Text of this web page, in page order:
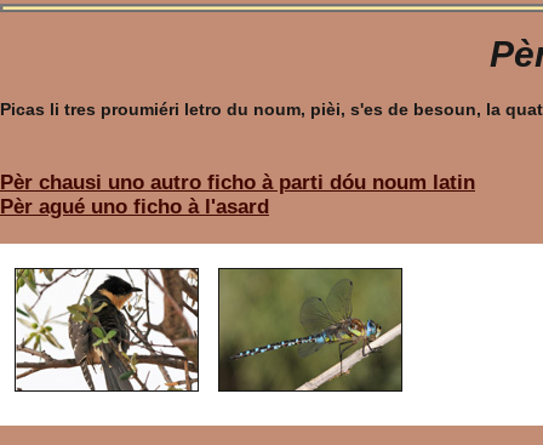
Picas li tres proumiéri letro du noum, pièi, s'es de besoun, la
Pèr chausi uno autro ficho à parti dóu noum latin
Pèr agué uno ficho à l'asard